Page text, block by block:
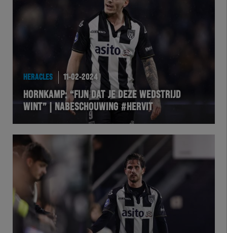
HERACLES 11-02-2024
HORNKAMP: “FIJN DAT JE DEZE WEDSTRIJD
WINT” | NABESCHOUWING #HERVIT